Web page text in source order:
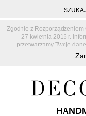
Zgodnie z Rozporządzeniem
27 kwietnia 2016 r.
przetwarzamy Twoje
SZUKAJ